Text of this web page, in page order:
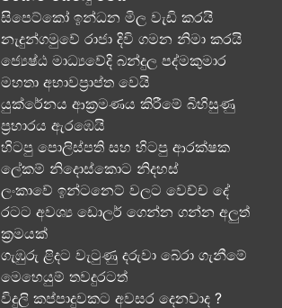
සිපෙට්කෝ ඉන්ධන මිල වැඩි කරයි
නැදුන්ගමුවේ රාජා දිවි ගමන නිමා කරයි
ජ්‍යෙෂ්ඨ මාධ්‍යවේදි බන්දුල පද්මකුමාර
මහතා අභාවප්‍රාප්ත වෙයි
යුක්රේනය ආක්‍රමණය කිරීමේ බිහිසුණු
ප්‍රහාරය ඇරඹෙයි
හිටපු පොලිස්පති සහ හිටපු ආරක්ෂක
ලේකම් නිදොස්කොට නිදහස්
ලංකාවේ ඉන්ටනෙට් වලට වෙච්ච දේ
රටට අවශ්‍ය ඩොලර් ගෙන්න ගන්න අලුත්
ක්‍රමයක්
ගැඹුරු ළිදට වැටුණු දරුවා බේරා ගැනීමේ
මෙහෙයුම් තවදුරටත්
විදුලි කප්පාදුවකට අවසර දෙනවාද ?